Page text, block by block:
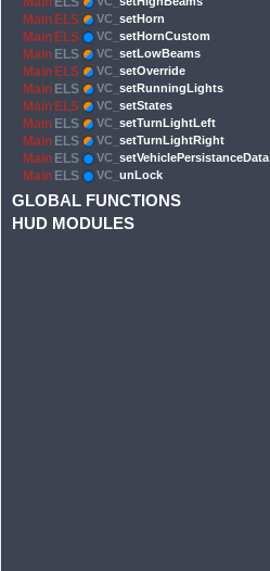
Main ELS VC_setHorn
Main ELS VC_setHornCustom
Main ELS VC_setLowBeams
Main ELS VC_setOverride
Main ELS VC_setRunningLights
Main ELS VC_setStates
Main ELS VC_setTurnLightLeft
Main ELS VC_setTurnLightRight
Main ELS VC_setVehiclePersistanceData
Main ELS VC_unLock
GLOBAL FUNCTIONS
HUD MODULES